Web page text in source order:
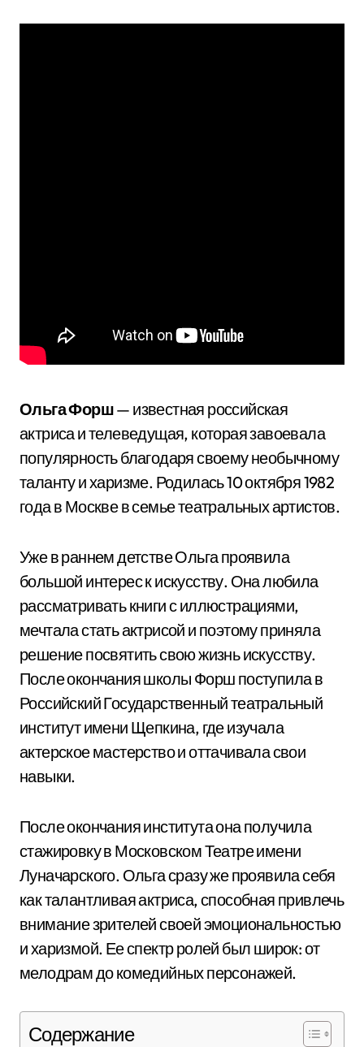
Ольга Форш— известная российская
актриса и телеведущая, которая завоевала
популярность благодаря своему необычному
таланту и харизме. Родилась 10 октября 1982
года в Москве в семье театральных артистов.
Уже в раннем детстве Ольга проявила
большой интерес к искусству. Она любила
рассматривать книги с иллюстрациями,
мечтала стать актрисой и поэтому приняла
решение посвятить свою жизнь искусству.
После окончания школы Форш поступила в
Российский Государственный театральный
институт имени Щепкина, где изучала
актерское мастерство и оттачивала свои
навыки.
После окончания института она получила
стажировку в Московском Театре имени
Луначарского. Ольга сразу же проявила себя
как талантливая актриса, способная привлечь
внимание зрителей своей эмоциональностью
и харизмой. Ее спектр ролей был широк: от
мелодрам до комедийных персонажей.
Содержание